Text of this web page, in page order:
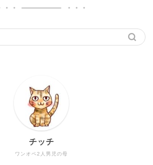
ワンオペ2人男児の母
チッチ